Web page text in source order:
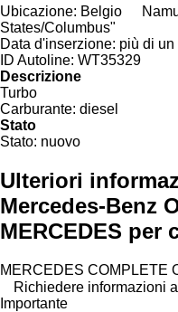
Ubicazione: Belgio
States/Columbus"
Data d'inserzione: più di un
ID Autoline: WT35329
Descrizione
Turbo
Carburante: diesel
Stato
Stato: nuovo
Ulteriori
Mercedes-Benz
MERCEDES per
MERCEDES COMPLETE
Richiedere informazioni
Importante